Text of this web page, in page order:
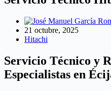
21 octubre, 2025
Hitachi
Servicio Técnico y
Especialistas en